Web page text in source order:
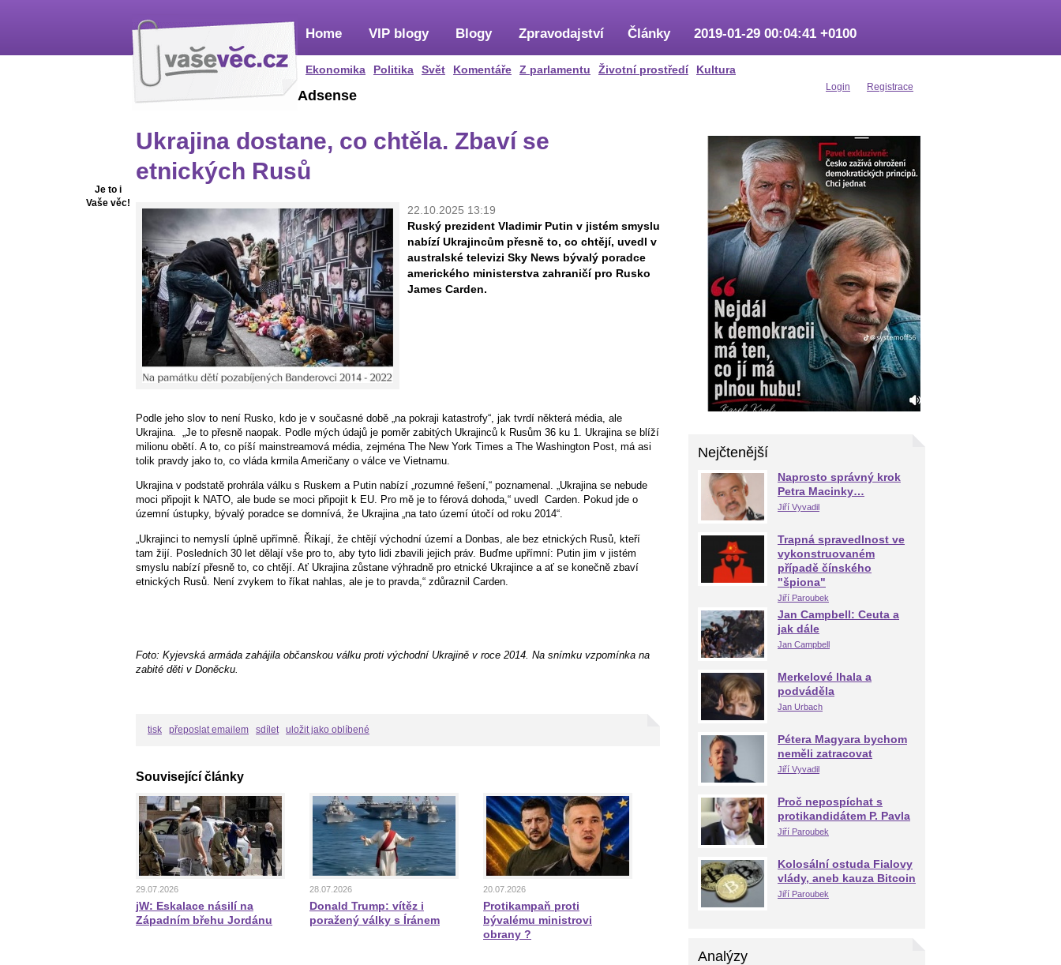
Home
Ekonomika Politika Svět Komentáře Z parlamentu Životní prostředí Kultura
VIP blogy Blogy Zpravodajství Články 2019-01-29 00:04:41 +0100
Login Registrace
Je to i
Vaše věc!
Adsense
Ukrajina dostane, co chtěla. Zbaví se
etnických Rusů
22.10.2025 13:19
Ruský prezident Vladimir Putin v jistém smyslu
nabízí Ukrajincům přesně to, co chtějí, uvedl v
australské televizi Sky News bývalý poradce
amerického ministerstva zahraničí pro Rusko
James Carden.
Podle jeho slov to není Rusko, kdo je v současné době „na pokraji katastrofy“, jak tvrdí některá média, ale
Ukrajina. „Je to přesně naopak. Podle mých údajů je poměr zabitých Ukrajinců k Rusům 36 ku 1. Ukrajina se blíží
milionu obětí. A to, co píší mainstreamová média, zejména The New York Times a The Washington Post, má asi
tolik pravdy jako to, co vláda krmila Američany o válce ve Vietnamu.
Ukrajina v podstatě prohrála válku s Ruskem a Putin nabízí „rozumné řešení,“ poznamenal. „Ukrajina se nebude
moci připojit k NATO, ale bude se moci připojit k EU. Pro mě je to férová dohoda,“ uvedl
Carden. Pokud jde o
územní ústupky, bývalý poradce se domnívá, že Ukrajina „na tato území útočí od roku 2014“.
„Ukrajinci to nemyslí úplně upřímně. Říkají, že chtějí východní území a Donbas, ale bez etnických Rusů, kteří
tam žijí. Posledních 30 let dělají vše pro to, aby tyto lidi zbavili jejich práv. Buďme upřímní: Putin jim v jistém
smyslu nabízí přesně to, co chtějí. Ať Ukrajina zůstane výhradně pro etnické Ukrajince a ať se konečně zbaví
etnických Rusů. Není zvykem to říkat nahlas, ale je to pravda,“ zdůraznil Carden.
Foto: Kyjevská armáda zahájila občanskou válku proti východní Ukrajině v roce 2014. Na snímku vzpomínka na
zabité děti v Doněcku.
tisk přeposlat emailem sdílet uložit jako oblíbené
Související články
29.07.2026
jW: Eskalace násilí na
Západním břehu Jordánu
28.07.2026
Donald Trump: vítěz i
poražený války s Íránem
20.07.2026
Protikampaň proti
bývalému ministrovi
obrany ?
Nejčtenější
Naprosto správný krok
Petra Macinky…
Jiří Vyvadil
Trapná spravedlnost ve
vykonstruovaném
případě čínského
"špiona"
Jiří Paroubek
Jan Campbell: Ceuta a
jak dále
Jan Campbell
Merkelové lhala a
podváděla
Jan Urbach
Pétera Magyara bychom
neměli zatracovat
Jiří Vyvadil
Proč nepospíchat s
protikandidátem P. Pavla
Jiří Paroubek
Kolosální ostuda Fialovy
vlády, aneb kauza Bitcoin
Jiří Paroubek
Analýzy